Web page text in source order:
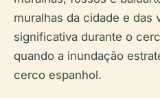
muralhas da cidade e das
significativa durante o
quando a inundação
cerco espanhol.